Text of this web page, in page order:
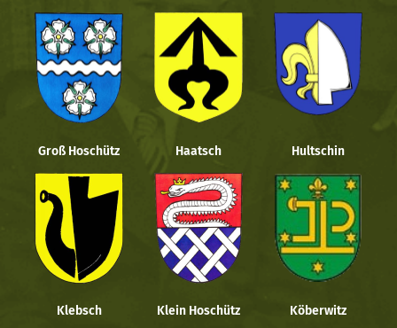
Groß Hoschütz Haatsch Hultschin
Klebsch Klein Hoschütz Köberwitz